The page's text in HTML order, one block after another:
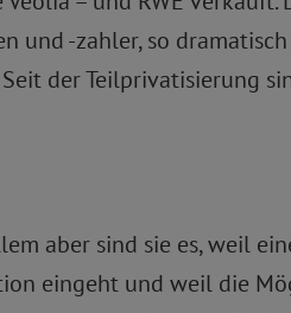
und -zahler, so
der Teilprivatisierung
aber sind sie es, weil
eingeht und weil die